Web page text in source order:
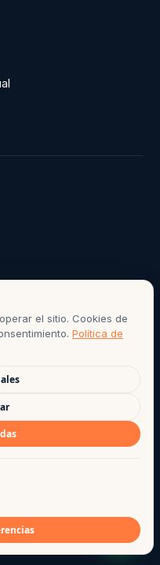
PRIVACIDAD · BASE DE
LEY 21.719.
el sitio. Cookies de
Política de